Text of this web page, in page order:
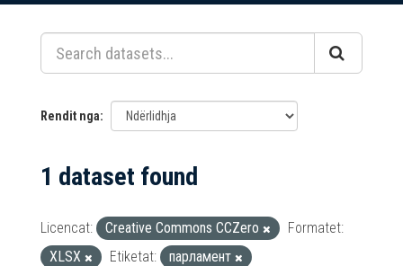
përmbajtja
Rendit nga
1 dataset found
Licencat: Creative Commons CCZero
Formatet:
XLSX
Etiketat: парламент